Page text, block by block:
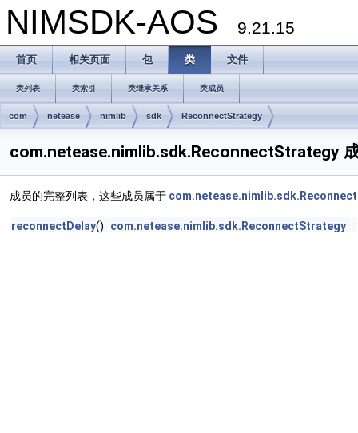
NIMSDK-AOS 9.21.15
首页 相关页面 包 类 文件
类列表 类索引 类继承关系 类成员
com netease nimlib sdk ReconnectStrategy
com.netease.nimlib.sdk.ReconnectStrategy
成员的完整列表，这些成员属于
reconnectDelay() com.netease.nimlib.sdk.ReconnectStrategy